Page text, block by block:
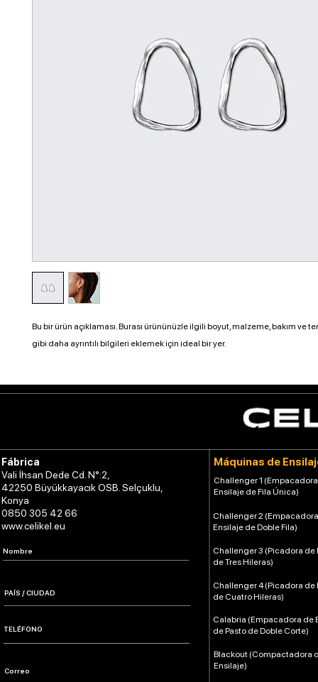
Bu bir ürün açıklaması. Burası ürününüzle ilgili boyut, malzeme, bakım ve
gibi daha ayrıntılı bilgileri eklemek için ideal bir yer.
Fábrica
Vali İhsan Dede Cd. N°:2,
42250 Büyükkayacık OSB. Selçuklu,
Konya
0850 305 42 66
www.celikel.eu
Máquinas de
Challenger 1
Ensilaje de Fila Única)
Challenger 2
Ensilaje de Doble Fila)
Calabria (Empacadora de
de Pasto de Doble Corte)
Blackout (Compactadora
Ensilaje)
Challenger 4 (Picadora de
de Cuatro Hileras)
Challenger 3 (Picadora de
de Tres Hileras)